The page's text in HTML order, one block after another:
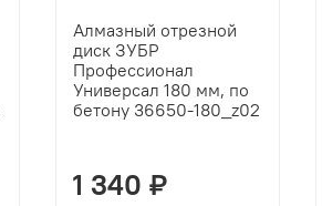
Алмазный отрезной
диск ЗУБР
Профессионал
Универсал 180 мм, по
бетону 36650-180_z02
1 340 ₽